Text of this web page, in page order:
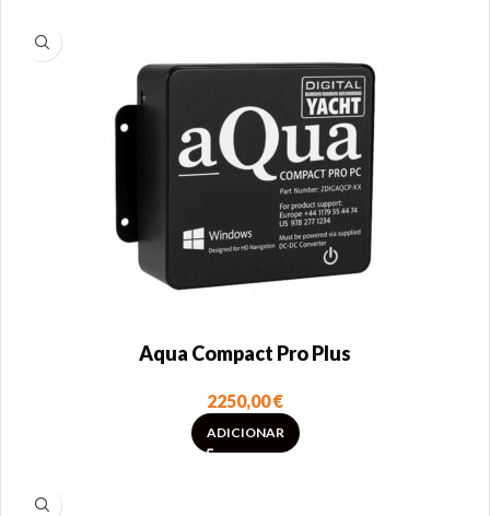
Aqua Compact Pro Plus
2250,00€
ADICIONAR